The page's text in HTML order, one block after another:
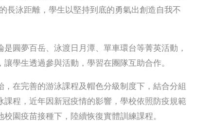
長泳距離，學生以堅持到底的勇氣出創造自我不
圓夢百岳、泳渡日月潭、單車環台等菁英活動，
學生透過參與活動，學習在團隊互助合作。
在完善的游泳課程及帽色分級制度下，結合分組
程，近年因新冠疫情的影響，學校依照防疫規範
園疫苗接種下，陸續恢復實體訓練課程。